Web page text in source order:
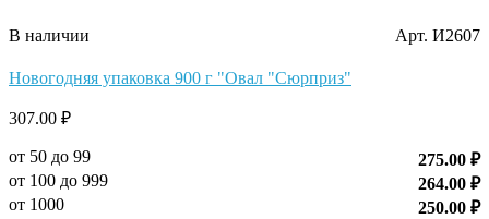
В наличии Арт. И2607
Новогодняя упаковка 900 г "Овал "Сюрприз"
307.00 ₽
от 50 до 99
275.00 ₽
от 100 до 999
264.00 ₽
от 1000
250.00 ₽